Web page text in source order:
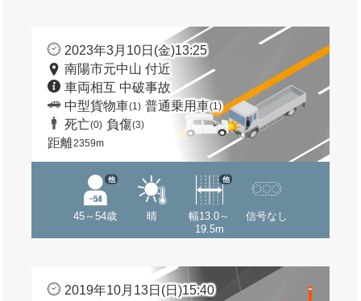
2023年3月10日(金)13:25
南陽市元中山 付近
車両相互 中破事故
中型貨物車(1) 普通乗用車(1)
死亡(0) 負傷(3)
距離2359m
45～54歳
他
晴
幅13.0～
19.5m
他
信号なし
2019年10月13日(日)15:40